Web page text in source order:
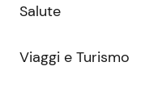
Salute
Viaggi e Turismo